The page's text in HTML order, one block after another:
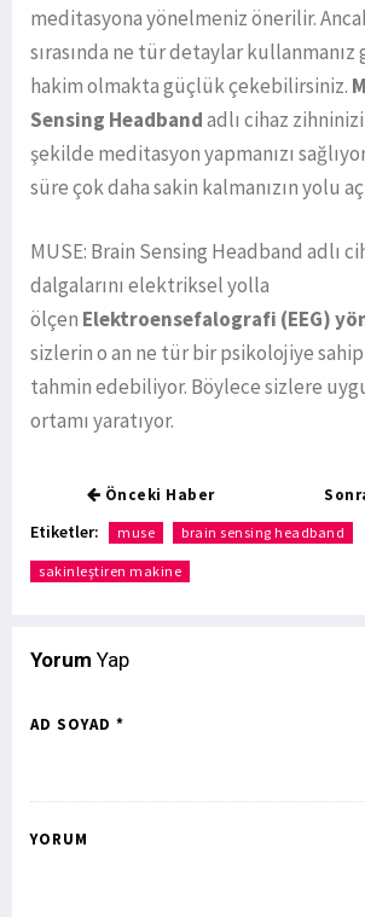
meditasyona yönelmeniz önerilir.
sırasında ne tür detaylar
hakim olmakta güçlük çekebilirsiniz.
Sensing Headbandadlı cihaz
şekilde meditasyon yapmanızı
süre çok daha sakin kalmanızın yolu
MUSE: Brain Sensing Headband adlı
dalgalarını elektriksel yolla
ölçen Elektroensefalografi (EEG)
sizlerin o an ne tür bir psikolojiye
tahmin edebiliyor. Böylece sizlere
ortamı yaratıyor.
Önceki Haber
Etiketler: muse brain sensing headband
sakinleştiren makine
Yorum Yap
AD SOYAD *
YORUM